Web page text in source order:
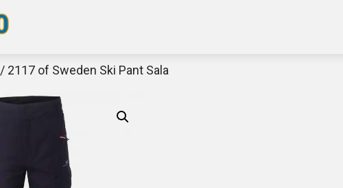
/ 2117 of Sweden Ski Pant Sala
Schaue dir jetzt die meistverkauften